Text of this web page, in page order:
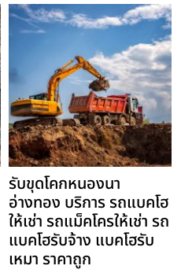
รับขุดโคกหนองนา
อ่างทอง บริการ รถแบคโฮ
ให้เช่า รถแม็คโครให้เช่า รถ
แบคโฮรับจ้าง แบคโฮรับ
เหมา ราคาถูก